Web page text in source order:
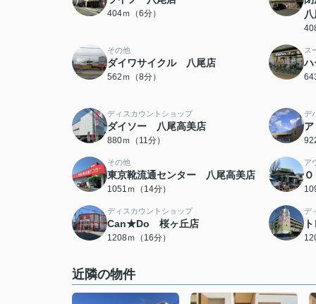
404ｍ（6分）
その他
ダイワサイクル 八尾店
562ｍ（8分）
ス
ディスカウントショップ
ダイソー 八尾高美店
880ｍ（11分）
デ
その他
東京靴流通センター 八尾高美店
1051ｍ（14分）
ア
ディスカウントショップ
Can★Do 桜ヶ丘店
1208ｍ（16分）
デ
近隣の物件